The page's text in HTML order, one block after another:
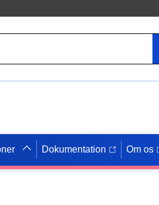
Dokumentation Om os